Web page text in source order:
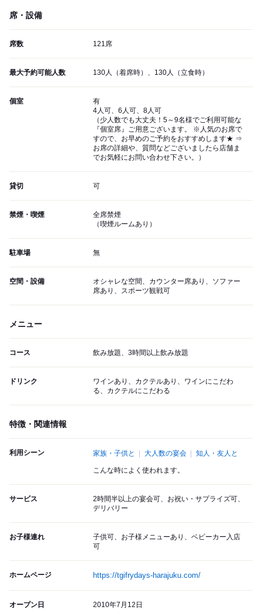
席・設備
席数 121席
最大予約可能人数 130人（着席時）、130人（立食時）
個室
有
4人可、6人可、8人可
（少人数でも大丈夫！5～9名様でご利用可能な
『個室席』ご用意ございます。 ※人気のお席で
すので、お早めのご予約をおすすめします★ ⇒
お席の詳細や、質問などございましたら店舗ま
でお気軽にお問い合わせ下さい。）
貸切 可
禁煙・喫煙
全席禁煙
（喫煙ルームあり）
駐車場 無
空間・設備
オシャレな空間、カウンター席あり、ソファー
席あり、スポーツ観戦可
メニュー
コース 飲み放題、3時間以上飲み放題
ドリンク
ワインあり、カクテルあり、ワインにこだわ
る、カクテルにこだわる
特徴・関連情報
利用シーン 家族・子供と 大人数の宴会 知人・友人と
こんな時によく使われます。
サービス
2時間半以上の宴会可、お祝い・サプライズ可、
デリバリー
お子様連れ
子供可、お子様メニューあり、ベビーカー入店
可
ホームページ https://tgifrydays-harajuku.com/
オープン日 2010年7月12日